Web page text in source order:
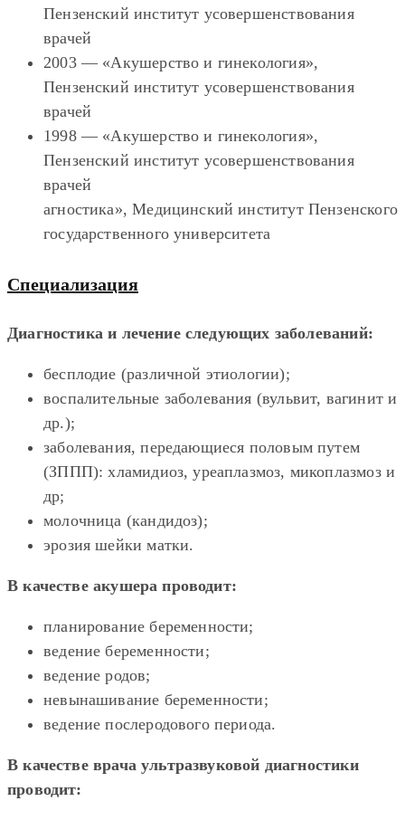
Пензенский институт усовершенствования
врачей
2003 — «Акушерство и гинекология»,
Пензенский институт усовершенствования
врачей
1998 — «Акушерство и гинекология»,
Пензенский институт усовершенствования
врачей
агностика», Медицинский институт Пензенского
государственного университета
Специализация
Диагностика и лечение следующих заболеваний:
бесплодие (различной этиологии);
воспалительные заболевания (вульвит, вагинит и
др.);
заболевания, передающиеся половым путем
(ЗППП): хламидиоз, уреаплазмоз, микоплазмоз и
др;
молочница (кандидоз);
эрозия шейки матки.
В качестве акушера проводит:
планирование беременности;
ведение беременности;
ведение родов;
невынашивание беременности;
ведение послеродового периода.
В качестве врача ультразвуковой диагностики
проводит: